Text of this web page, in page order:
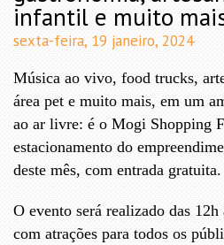
infantil e muito
sexta-feira, 19 janeiro, 2024
Música ao vivo, food trucks,
área pet e muito mais, em um
ao ar livre: é o Mogi Shopping
estacionamento do
deste mês, com entrada gratuita.
O evento será realizado das
com atrações para todos os